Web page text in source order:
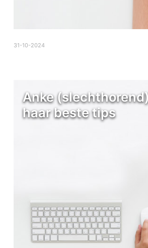
31-10-2024
Anke
haar beste tips